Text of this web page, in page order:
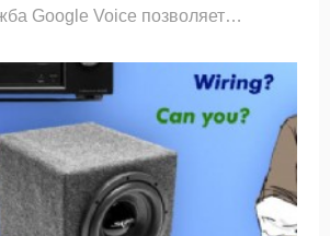
Google Voice позволяет
с вашего компьютера,
учетную запись электронной почты